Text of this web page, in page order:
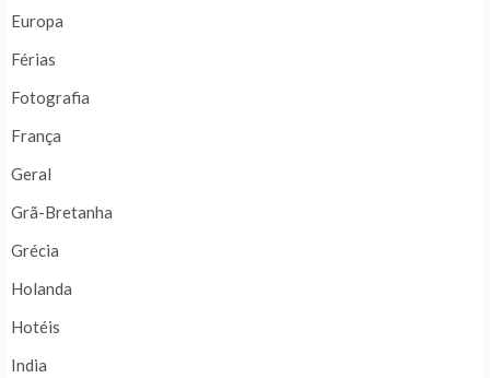
Europa
Férias
Fotografia
França
Geral
Grã-Bretanha
Grécia
Holanda
Hotéis
India